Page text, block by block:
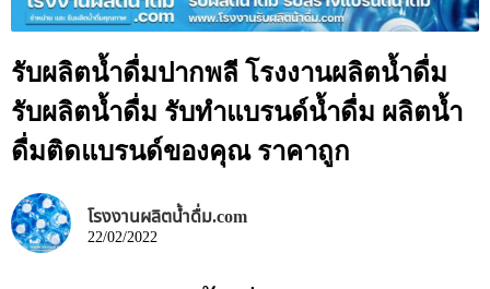
รับผลิตน้ำดื่มปากพลี โรงงานผลิตน้ำดื่ม
รับผลิตน้ำดื่ม รับทำแบรนด์น้ำดื่ม ผลิตน้ำ
ดื่มติดแบรนด์ของคุณ ราคาถูก
โรงงานผลิตน้ำดื่ม.com
22/02/2022